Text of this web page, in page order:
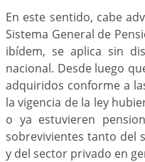
En este sentido, cabe
Sistema General de
ibídem, se aplica sin
nacional. Desde luego
adquiridos conforme a
la vigencia de la ley
o ya estuvieren
sobrevivientes tanto del
y del sector privado en